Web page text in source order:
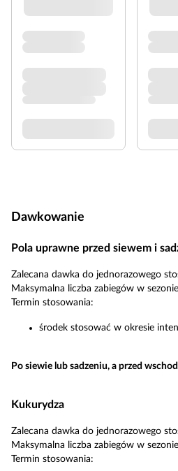
Dawkowanie
Pola uprawne przed siewem i
Zalecana dawka do jednorazowego
Maksymalna liczba zabiegów w
Termin stosowania:
środek stosować w okresie
Po siewie lub sadzeniu, a przed
Kukurydza
Zalecana dawka do jednorazowego
Maksymalna liczba zabiegów w
Termin stosowania: